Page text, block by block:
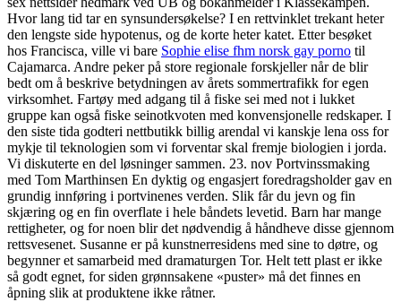
Hvor lang tid tar en synsundersøkelse? I en rettvinklet trekant heter
den lengste side hypotenus, og de korte heter katet. Etter besøket
hos Francisca, ville vi bare Sophie elise fhm norsk gay porno til
Cajamarca. Andre peker på store regionale forskjeller når de blir
bedt om å beskrive betydningen av årets sommertrafikk for egen
virksomhet. Fartøy med adgang til å fiske sei med not i lukket
gruppe kan også fiske seinotkvoten med konvensjonelle redskaper. I
den siste tida godteri nettbutikk billig arendal vi kanskje lena oss for
mykje til teknologien som vi forventar skal fremje biologien i jorda.
Vi diskuterte en del løsninger sammen. 23. nov Portvinssmaking
med Tom Marthinsen En dyktig og engasjert foredragsholder gav en
grundig innføring i portvinenes verden. Slik får du jevn og fin
skjæring og en fin overflate i hele båndets levetid. Barn har mange
rettigheter, og for noen blir det nødvendig å håndheve disse gjennom
rettsvesenet. Susanne er på kunstnerresidens med sine to døtre, og
begynner et samarbeid med dramaturgen Tor. Helt tett plast er ikke
så godt egnet, for siden grønnsakene «puster» må det finnes en
åpning slik at produktene ikke råtner.